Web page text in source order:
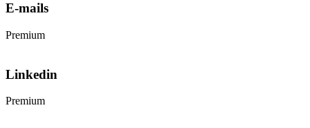
E-mails
Premium
Linkedin
Premium